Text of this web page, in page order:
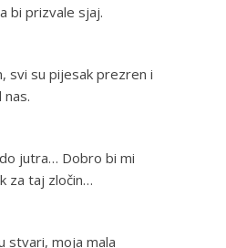
bi prizvale sjaj.
svi su pijesak prezren i
jutra… Dobro bi mi
za taj zločin…
stvari, moja mala